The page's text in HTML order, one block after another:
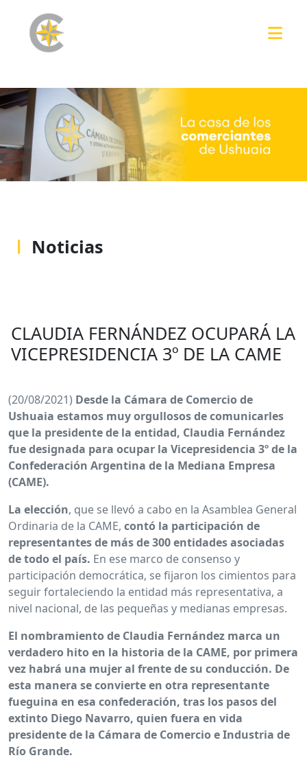
Noticias
CLAUDIA FERNÁNDEZ OCUPARÁ LA
VICEPRESIDENCIA 3º DE LA CAME
(20/08/2021) Desde la Cámara de Comercio de
Ushuaia estamos muy orgullosos de comunicarles
que la presidente de la entidad, Claudia Fernández
fue designada para ocupar la Vicepresidencia 3º de la
Confederación Argentina de la Mediana Empresa
(CAME).
La elección, que se llevó a cabo en la Asamblea General
Ordinaria de la CAME, contó la participación de
representantes de más de 300 entidades asociadas
de todo el país. En ese marco de consenso y
participación democrática, se fijaron los cimientos para
seguir fortaleciendo la entidad más representativa, a
nivel nacional, de las pequeñas y medianas empresas.
El nombramiento de Claudia Fernández marca un
verdadero hito en la historia de la CAME, por primera
vez habrá una mujer al frente de su conducción. De
esta manera se convierte en otra representante
fueguina en esa confederación, tras los pasos del
extinto Diego Navarro, quien fuera en vida
presidente de la Cámara de Comercio e Industria de
Río Grande.